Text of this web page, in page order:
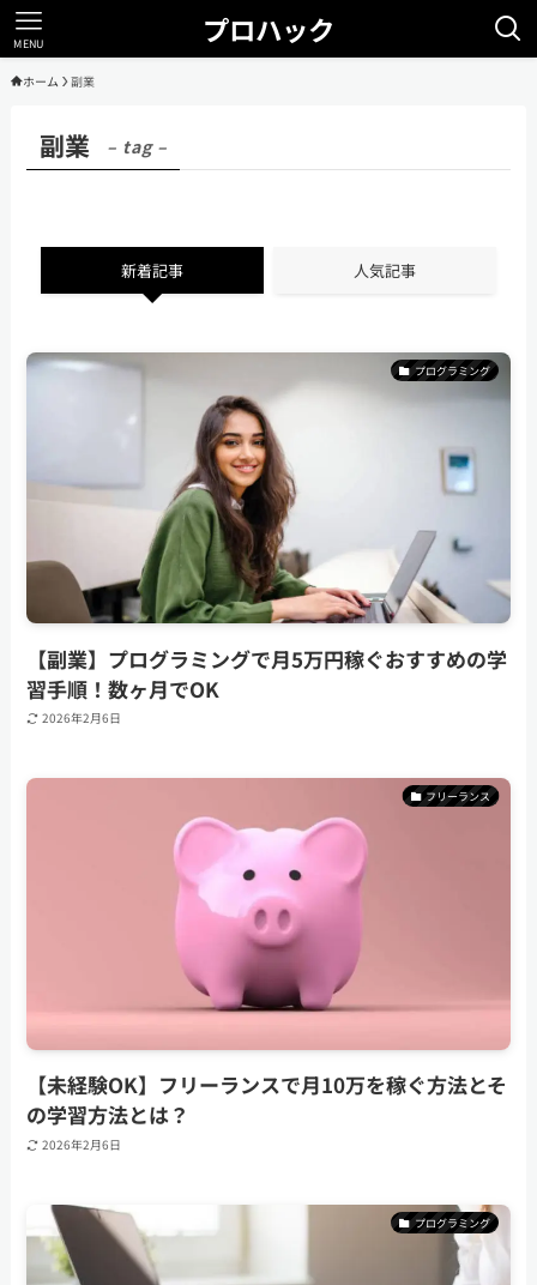
プロハック
MENU
ホーム 副業
副業 – tag –
新着記事 人気記事
プログラミング
【副業】プログラミングで月5万円稼ぐおすすめの学
習手順！数ヶ月でOK
2026年2月6日
フリーランス
【未経験OK】フリーランスで月10万を稼ぐ方法とそ
の学習方法とは？
2026年2月6日
プログラミング